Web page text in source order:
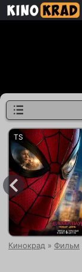
Кинокрад » Фильм